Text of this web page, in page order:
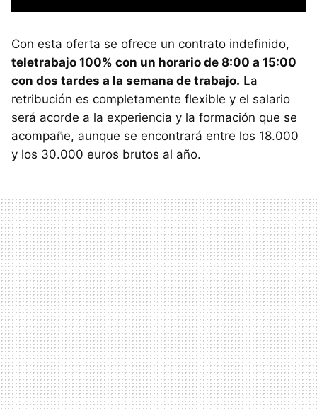
Con esta oferta se ofrece un contrato indefinido,
teletrabajo 100% con un horario de 8:00 a 15:00
con dos tardes a la semana de trabajo. La
retribución es completamente flexible y el salario
será acorde a la experiencia y la formación que se
acompañe, aunque se encontrará entre los 18.000
y los 30.000 euros brutos al año.